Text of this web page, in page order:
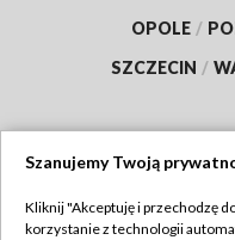
OPOLE /
SZCZECIN /
Szanujemy Twoją
Kliknij "Akceptuję i przechodzę
korzystanie z technologii